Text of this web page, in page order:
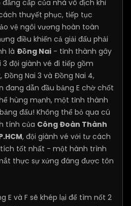
cấp của nhà vô địch khi
thuyết phục, tiếp tục
vệ ngôi vương hoàn toàn
điều khiến cả giải đấu phải
là Đồng Nai - tỉnh thành gây
đội giành vé đi tiếp gồm
Nai 3 và Đồng Nai 4,
đang dẫn đầu bảng E chờ chốt
hùng mạnh, một tỉnh thành
đấu! Không thể bỏ qua cú
tính của Công Đoàn Thành
, đội giành vé với tư cách
tốt nhất - một hành trình
thực sự xứng đáng được tôn
E và F sẽ khép lại để tìm nốt 2